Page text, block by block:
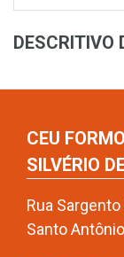
DESCRITIVO
CEU
SILVÉRIO
Rua
Santo